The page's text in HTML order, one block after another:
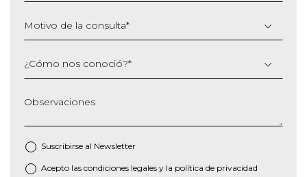
Motivo de la consulta*
¿Cómo nos conoció?*
Observaciones
Suscribirse al Newsletter
* Acepto las condiciones legales y la política de privacidad